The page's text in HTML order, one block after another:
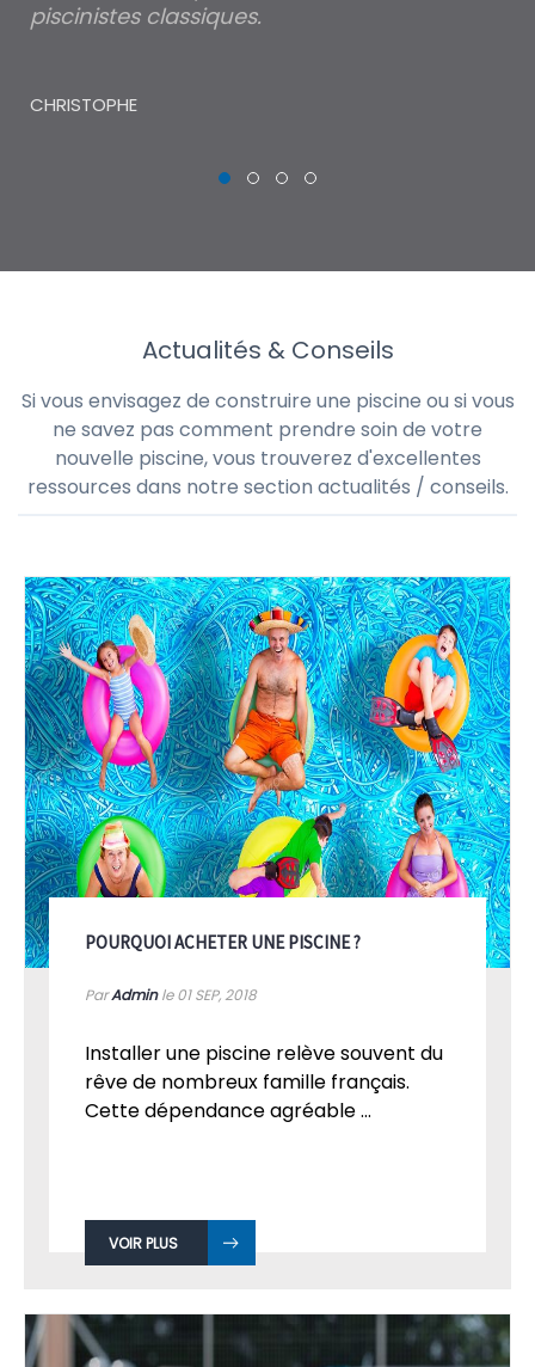
piscinistes classiques.
CHRISTOPHE
Actualités & Conseils
Si vous envisagez de construire une piscine ou si vous
ne savez pas comment prendre soin de votre
nouvelle piscine, vous trouverez d'excellentes
ressources dans notre section actualités / conseils.
POURQUOI ACHETER UNE PISCINE ?
ParAdminle 01SEP, 2018
Installer une piscine relève souvent du
rêve de nombreux famille français.
Cette dépendance agréable ...
VOIR PLUS